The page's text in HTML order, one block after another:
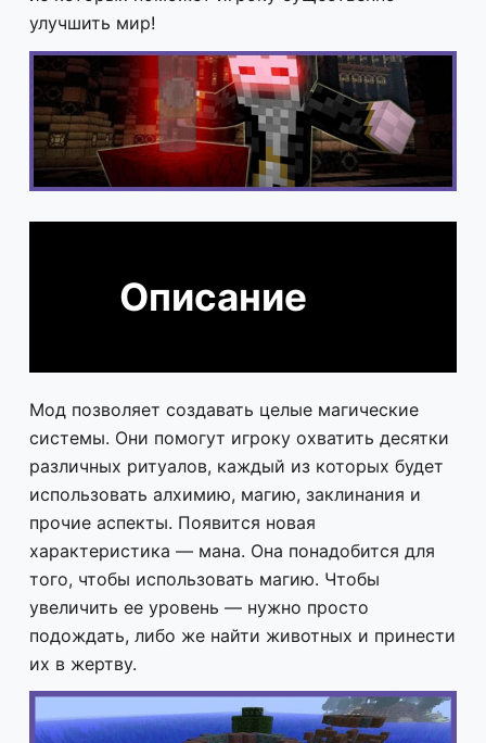
улучшить мир!
Описание
Мод позволяет создавать целые магические
системы. Они помогут игроку охватить десятки
различных ритуалов, каждый из которых будет
использовать алхимию, магию, заклинания и
прочие аспекты. Появится новая
характеристика — мана. Она понадобится для
того, чтобы использовать магию. Чтобы
увеличить ее уровень — нужно просто
подождать, либо же найти животных и принести
их в жертву.